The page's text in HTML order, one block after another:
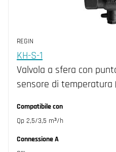
REGIN
KH-S-1
Valvola a sfera con
sensore di temperatura
Compatibile con
Qp 2,5/3,5 m³/h
Connessione A